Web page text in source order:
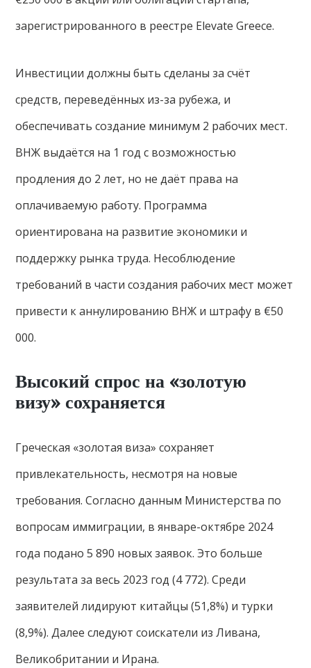
зарегистрированного в реестре Elevate Greece.
Инвестиции должны быть сделаны за счёт
средств, переведённых из-за рубежа, и
обеспечивать создание минимум 2 рабочих мест.
ВНЖ выдаётся на 1 год с возможностью
продления до 2 лет, но не даёт права на
оплачиваемую работу. Программа
ориентирована на развитие экономики и
поддержку рынка труда. Несоблюдение
требований в части создания рабочих мест может
привести к аннулированию ВНЖ и штрафу в €50
000.
Высокий спрос на «золотую
визу» сохраняется
Греческая «золотая виза» сохраняет
привлекательность, несмотря на новые
требования. Согласно данным Министерства по
вопросам иммиграции, в январе-октябре 2024
года подано 5 890 новых заявок. Это больше
результата за весь 2023 год (4 772). Среди
заявителей лидируют китайцы (51,8%) и турки
(8,9%). Далее следуют соискатели из Ливана,
Великобритании и Ирана.